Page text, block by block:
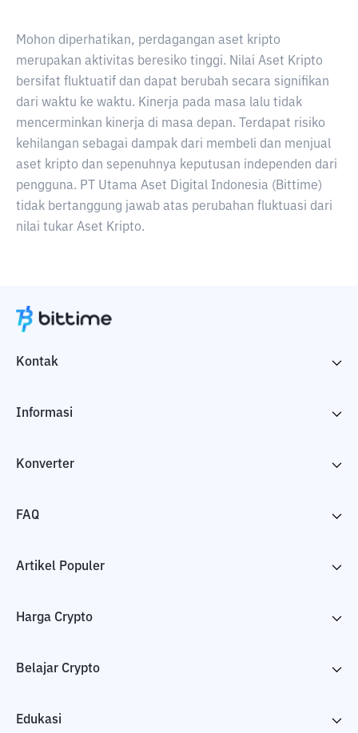
Mohon diperhatikan, perdagangan aset kripto
merupakan aktivitas beresiko tinggi. Nilai Aset Kripto
bersifat fluktuatif dan dapat berubah secara signifikan
dari waktu ke waktu. Kinerja pada masa lalu tidak
mencerminkan kinerja di masa depan. Terdapat risiko
kehilangan sebagai dampak dari membeli dan menjual
aset kripto dan sepenuhnya keputusan independen dari
pengguna. PT Utama Aset Digital Indonesia (Bittime)
tidak bertanggung jawab atas perubahan fluktuasi dari
nilai tukar Aset Kripto.
Kontak
Informasi
Konverter
FAQ
Artikel Populer
Harga Crypto
Belajar Crypto
Edukasi